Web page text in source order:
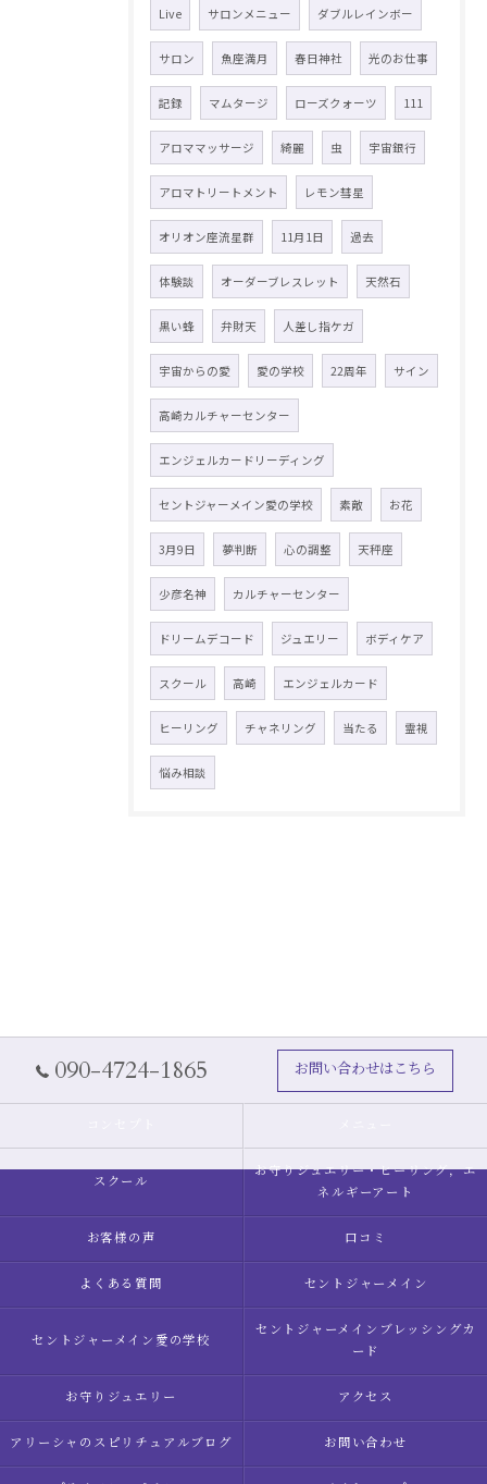
Live サロンメニュー ダブルレインボー
サロン 魚座満月 春日神社 光のお仕事
記録 マムタージ ローズクォーツ 111
アロママッサージ 綺麗 虫 宇宙銀行
アロマトリートメント レモン彗星
オリオン座流星群 11月1日 過去
体験談 オーダーブレスレット 天然石
黒い蜂 弁財天 人差し指ケガ
宇宙からの愛 愛の学校 22周年 サイン
高崎カルチャーセンター
エンジェルカードリーディング
セントジャーメイン愛の学校 素敵 お花
3月9日 夢判断 心の調整 天秤座
少彦名神 カルチャーセンター
ドリームデコード ジュエリー ボディケア
スクール 高崎 エンジェルカード
ヒーリング チャネリング 当たる 霊視
悩み相談
090-4724-1865 お問い合わせはこちら
スクール
お守りジュエリー・ヒーリング，エ
ネルギーアート
お客様の声 口コミ
よくある質問 セントジャーメイン
セントジャーメイン愛の学校
セントジャーメインブレッシングカ
ード
お守りジュエリー アクセス
アリーシャのスピリチュアルブログ お問い合わせ